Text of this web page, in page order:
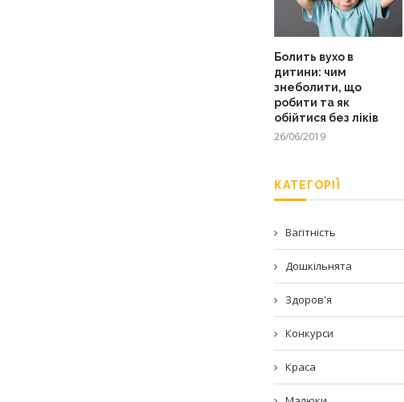
Болить вухо в
дитини: чим
знеболити, що
робити та як
обійтися без ліків
26/06/2019
КАТЕГОРІЇ
Вагітність
Дошкільнята
Здоров'я
Конкурси
Краса